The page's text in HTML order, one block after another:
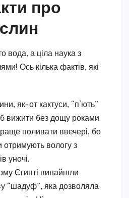
про
вода, а ціла наука з
Ось кілька фактів, які
як-от кактуси, “п’ють”
вижити без дощу роками.
поливати ввечері, бо
отримують вологу з
уночі.
Єгипті винайшли
“шадуф”, яка дозволяла